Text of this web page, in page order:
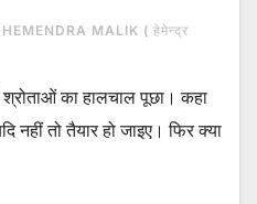
HEMENDRA MALIK ( हेमेन्द्र
का हालचाल पूछा। कहा
तो तैयार हो जाइए। फिर क्या